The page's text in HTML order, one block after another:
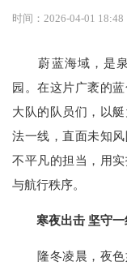
时间：2026-04-01 18:48
蔚蓝海域，是泉
园。在这片广袤的
大队的队员们，以
法一线，直面未知
不平凡的担当，用
与航行秩序。
寒夜出击 坚守
隆冬凌晨，夜色